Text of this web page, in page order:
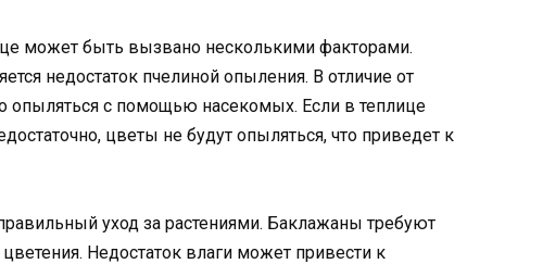
может быть вызвано несколькими факторами.
недостаток пчелиной опыления. В отличие от
опыляться с помощью насекомых. Если в теплице
цветы не будут опыляться, что приведет к
уход за растениями. Баклажаны требуют
Недостаток влаги может привести к